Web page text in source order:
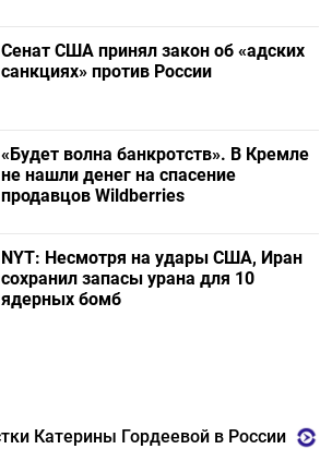
Сенат США принял закон об «адских
санкциях» против России
«Будет волна банкротств». В Кремле
не нашли денег на спасение
продавцов Wildberries
NYT: Несмотря на удары США, Иран
сохранил запасы урана для 10
ядерных бомб